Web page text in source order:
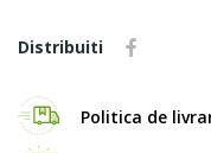
Distribuiti
Politica de